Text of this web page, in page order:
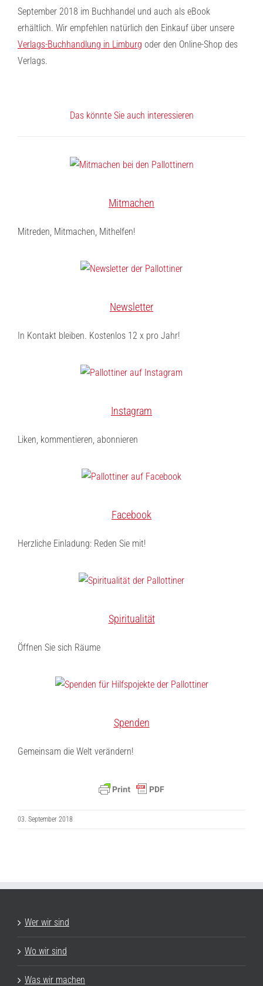
September 2018 im Buchhandel und auch als eBook
erhältlich. Wir empfehlen natürlich den Einkauf über unsere
Verlags-Buchhandlung in Limburg oder den Online-Shop des
Verlags.
Das könnte Sie auch interessieren
Mitmachen
Mitreden, Mitmachen, Mithelfen!
Newsletter
In Kontakt bleiben. Kostenlos 12 x pro Jahr!
Instagram
Liken, kommentieren, abonnieren
Facebook
Herzliche Einladung: Reden Sie mit!
Spiritualität
Öffnen Sie sich Räume
Spenden
Gemeinsam die Welt verändern!
03. September 2018
Wer wir sind
Wo wir sind
Was wir machen